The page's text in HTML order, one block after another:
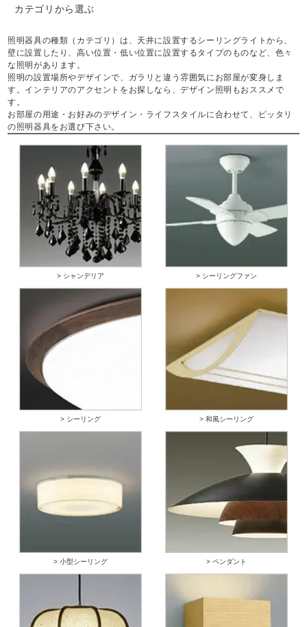
カテゴリから選ぶ
照明器具の種類（カテゴリ）は、天井に設置するシーリングライトから、
壁に設置したり、高い位置・低い位置に設置するタイプのものなど、色々
な照明があります。
照明の設置場所やデザインで、ガラリと違う雰囲気にお部屋が変身しま
す。インテリアのアクセントをお探しなら、デザイン照明もおススメで
す。
お部屋の用途・お好みのデザイン・ライフスタイルに合わせて、ピッタリ
の照明器具をお選び下さい。
> シャンデリア > シーリングファン
> シーリング > 和風シーリング
> 小型シーリング > ペンダント